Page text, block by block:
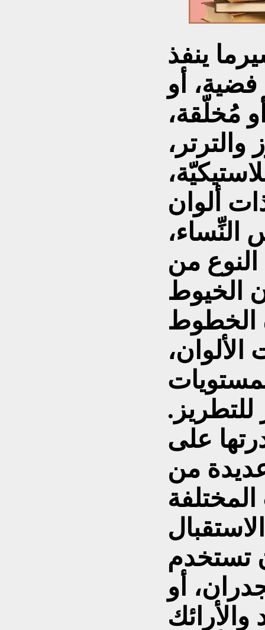
ينفذ
أو
مُخلّقة،
ألوان
النِّساء،
من
الخيوط
الخطوط
على
من
تستخدم
أو